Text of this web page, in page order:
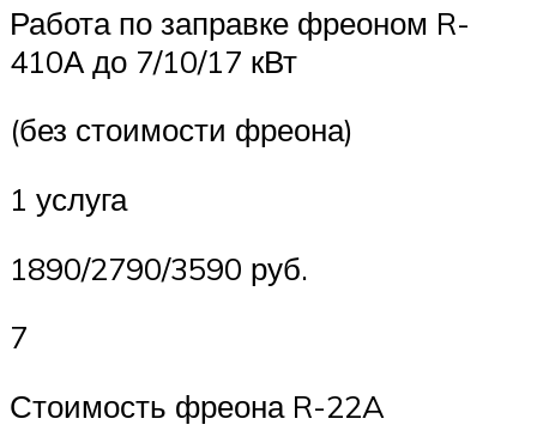
Работа по заправке фреоном R-
410А до 7/10/17 кВт
(без стоимости фреона)
1 услуга
1890/2790/3590 руб.
7
Стоимость фреона R-22A